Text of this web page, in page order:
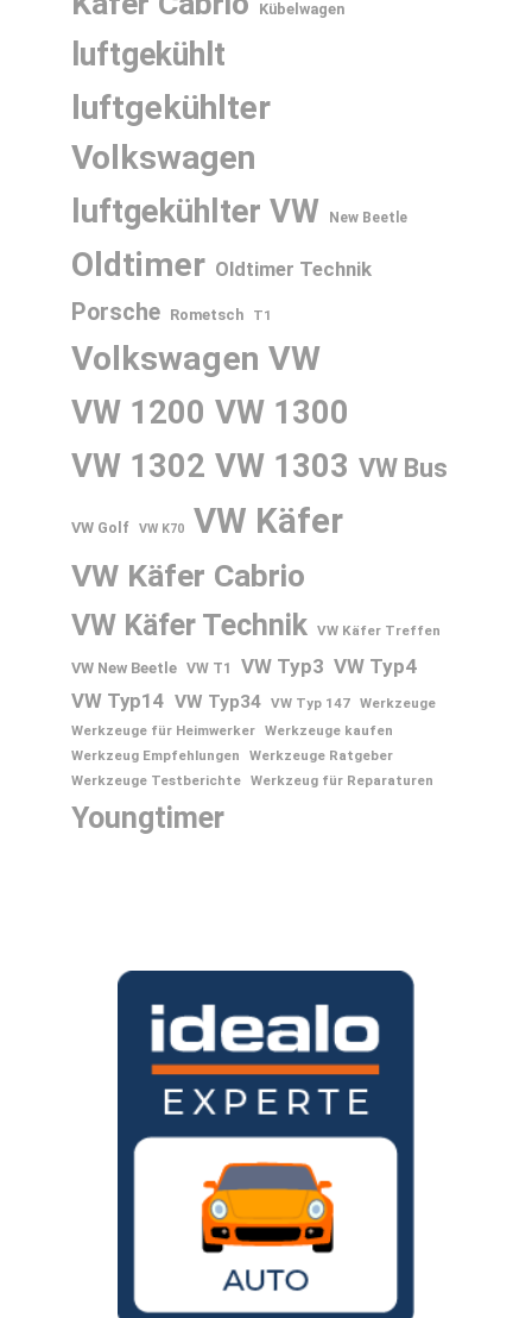
Kübelwagen
luftgekühlt
luftgekühlter
Volkswagen
luftgekühlter VW New Beetle
Oldtimer Oldtimer Technik
Porsche Rometsch T1
Volkswagen VW
VW 1200 VW 1300
VW 1302 VW 1303 VW Bus
VW Golf VW K70 VW Käfer
VW Käfer Cabrio
VW Käfer Technik VW Käfer Treffen
VW New Beetle VW T1 VW Typ3 VW Typ4
VW Typ14 VW Typ34 VW Typ 147 Werkzeuge
Werkzeuge für Heimwerker Werkzeuge kaufen
Werkzeug Empfehlungen
Werkzeuge Ratgeber
Werkzeuge Testberichte Werkzeug für Reparaturen
Youngtimer